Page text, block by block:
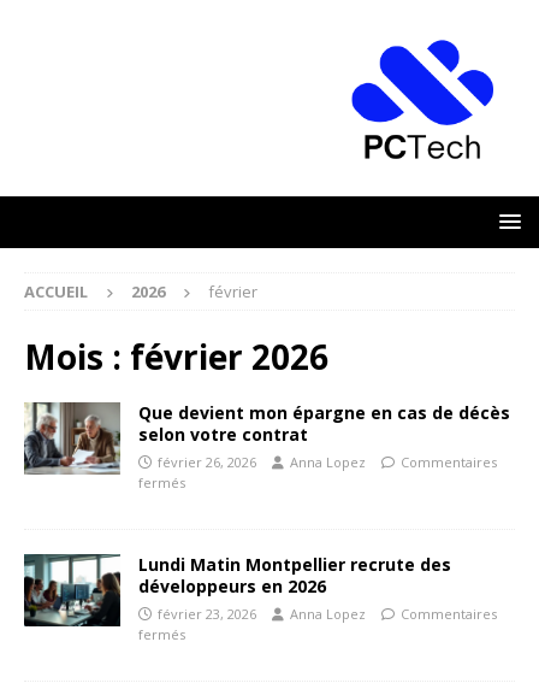
ACCUEIL 2026 février
Mois : février 2026
Que devient mon épargne en cas de décès
selon votre contrat
février 26, 2026 Anna Lopez
Commentaires
fermés
Lundi Matin Montpellier recrute des
développeurs en 2026
février 23, 2026 Anna Lopez
Commentaires
fermés